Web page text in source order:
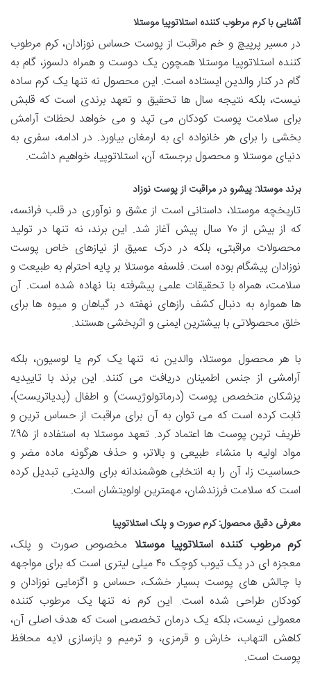
آشنایی با کرم مرطوب کننده استلاتوپیا موستلا
در مسیر پرپیچ و خم مراقبت از پوست حساس نوزادان، کرم مرطوب
کننده استلاتوپیا موستلا همچون یک دوست و همراه دلسوز، گام به
گام در کنار والدین ایستاده است. این محصول نه تنها یک کرم ساده
نیست، بلکه نتیجه سال ها تحقیق و تعهد برندی است که قلبش
برای سلامت پوست کودکان می تپد و می خواهد لحظات آرامش
بخشی را برای هر خانواده ای به ارمغان بیاورد. در ادامه، سفری به
دنیای موستلا و محصول برجسته آن، استلاتوپیا، خواهیم داشت.
برند موستلا: پیشرو در مراقبت از پوست نوزاد
تاریخچه موستلا، داستانی است از عشق و نوآوری در قلب فرانسه،
که از بیش از ۷۰ سال پیش آغاز شد. این برند، نه تنها در تولید
محصولات مراقبتی، بلکه در درک عمیق از نیازهای خاص پوست
نوزادان پیشگام بوده است. فلسفه موستلا بر پایه احترام به طبیعت و
سلامت، همراه با تحقیقات علمی پیشرفته بنا نهاده شده است. آن
ها همواره به دنبال کشف رازهای نهفته در گیاهان و میوه ها برای
خلق محصولاتی با بیشترین ایمنی و اثربخشی هستند.
با هر محصول موستلا، والدین نه تنها یک کرم یا لوسیون، بلکه
آرامشی از جنس اطمینان دریافت می کنند. این برند با تاییدیه
پزشکان متخصص پوست (درماتولوژیست) و اطفال (پدیاتریست)،
ثابت کرده است که می توان به آن برای مراقبت از حساس ترین و
ظریف ترین پوست ها اعتماد کرد. تعهد موستلا به استفاده از ۹۵٪
مواد اولیه با منشاء طبیعی و بالاتر، و حذف هرگونه ماده مضر و
حساسیت زا، آن را به انتخابی هوشمندانه برای والدینی تبدیل کرده
است که سلامت فرزندشان، مهمترین اولویتشان است.
معرفی دقیق محصول: کرم صورت و پلک استلاتوپیا
کرم مرطوب کننده استلاتوپیا موستلا مخصوص صورت و پلک،
معجزه ای در یک تیوب کوچک ۴۰ میلی لیتری است که برای مواجهه
با چالش های پوست بسیار خشک، حساس و اگزمایی نوزادان و
کودکان طراحی شده است. این کرم نه تنها یک مرطوب کننده
معمولی نیست، بلکه یک درمان تخصصی است که هدف اصلی آن،
کاهش التهاب، خارش و قرمزی، و ترمیم و بازسازی لایه محافظ
پوست است.